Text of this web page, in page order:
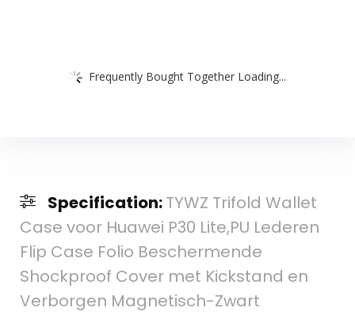
Frequently Bought Together Loading...
Specification:TYWZ Trifold Wallet
Case voor Huawei P30 Lite,PU Lederen
Flip Case Folio Beschermende
Shockproof Cover met Kickstand en
Verborgen Magnetisch-Zwart